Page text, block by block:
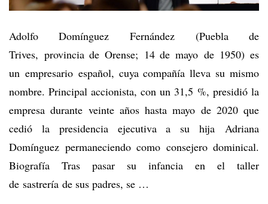
Adolfo Domínguez Fernández (Puebla de
Trives, provincia de Orense; 14 de mayo de 1950) es
un empresario español, cuya compañía lleva su mismo
nombre. Principal accionista, con un 31,5 %, presidió la
empresa durante veinte años hasta mayo de 2020 que
cedió la presidencia ejecutiva a su hija Adriana
Domínguez permaneciendo como consejero dominical.​
Biografía Tras pasar su infancia en el taller
de sastrería de sus padres, se …